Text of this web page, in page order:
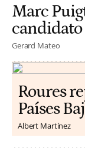
Marc
candidato
Gerard Mateo
Roures
Países
Albert Martínez